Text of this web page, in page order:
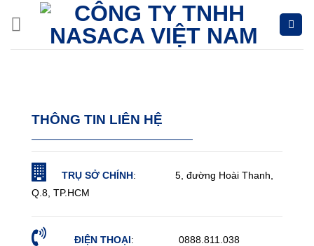
THÔNG TIN LIÊN HỆ
TRỤ SỞ CHÍNH : 5, đường Hoài Thanh,
Q.8, TP.HCM
ĐIỆN THOẠI : 0888.811.038